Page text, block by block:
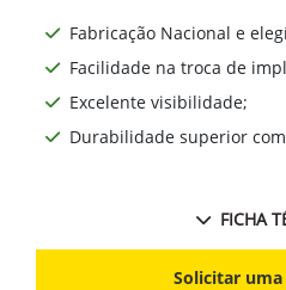
Fabricação Nacional e
Facilidade na troca de
Excelente visibilidade;
Durabilidade superior
FICHA
Solicitar